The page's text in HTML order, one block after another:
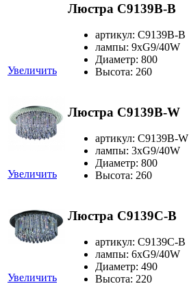
Увеличить
Люстра C9139B-B
артикул: C9139B-B
лампы: 9хG9/40W
Диаметр: 800
Высота: 260
Увеличить
Люстра C9139B-W
артикул: C9139B-W
лампы: 3хG9/40W
Диаметр: 800
Высота: 260
Увеличить
Люстра C9139C-B
артикул: C9139C-B
лампы: 6хG9/40W
Диаметр: 490
Высота: 220